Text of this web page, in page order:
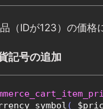
（IDが123）の価
記号の追加
(